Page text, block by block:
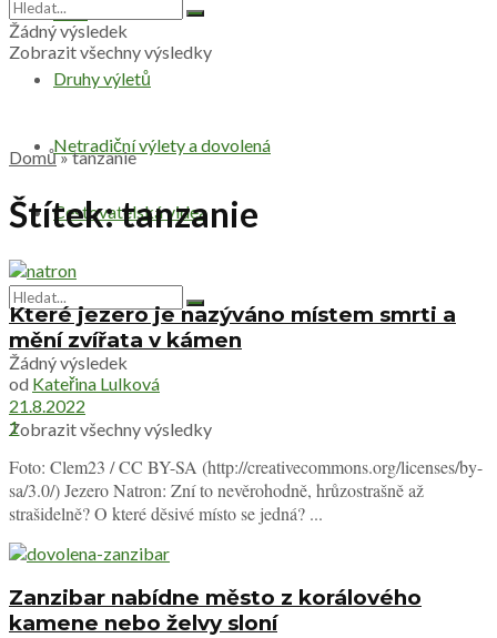
Svět
Druhy výletů
Netradiční výlety a dovolená
Cestovatelská videa
Žádný výsledek
Zobrazit všechny výsledky
Žádný výsledek
Zobrazit všechny výsledky
Domů»tanzanie
Štítek:tanzanie
Které jezero je nazýváno místem smrti a
mění zvířata v kámen
od Kateřina Lulková
21.8.2022
1
Foto: Clem23 / CC BY-SA (http://creativecommons.org/licenses/by-
sa/3.0/) Jezero Natron: Zní to nevěrohodně, hrůzostrašně až
strašidelně? O které děsivé místo se jedná? ...
Zanzibar nabídne město z korálového
kamene nebo želvy sloní